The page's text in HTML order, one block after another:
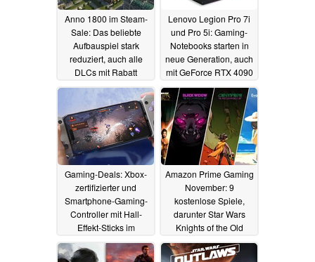
Anno 1800 im Steam-
Sale: Das beliebte
Aufbauspiel stark
reduziert, auch alle
DLCs mit Rabatt
11.01.2024
Lenovo Legion Pro 7i
und Pro 5i: Gaming-
Notebooks starten in
neue Generation, auch
mit GeForce RTX 4090
mit 175 Watt09.01.2024
Gaming-Deals: Xbox-
zertifizierter und
Smartphone-Gaming-
Controller mit Hall-
Effekt-Sticks im
Angebot (Ad)05.01.2024
Amazon Prime Gaming
November: 9
kostenlose Spiele,
darunter Star Wars
Knights of the Old
Republic und Rage 2
Deluxe Edition